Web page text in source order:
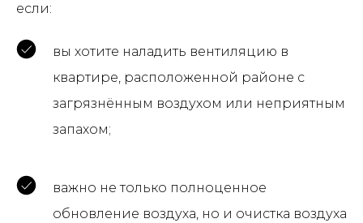
если:
вы хотите наладить вентиляцию в
квартире, расположенной районе с
загрязнённым воздухом или неприятным
запахом;
важно не только полноценное
обновление воздуха, но и очистка воздуха